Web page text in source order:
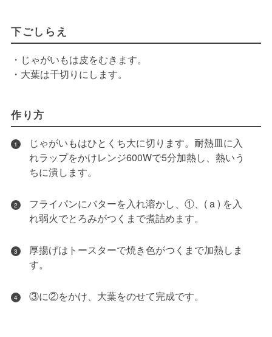
下ごしらえ
・じゃがいもは皮をむきます。
・大葉は千切りにします。
作り方
1
じゃがいもはひとくち大に切ります。耐熱皿に入
れラップをかけレンジ600Wで5分加熱し、熱いう
ちに潰します。
2
フライパンにバターを入れ溶かし、①、( a ) を入
れ弱火でとろみがつくまで煮詰めます。
3
厚揚げはトースターで焼き色がつくまで加熱しま
す。
4 ③に②をかけ、大葉をのせて完成です。